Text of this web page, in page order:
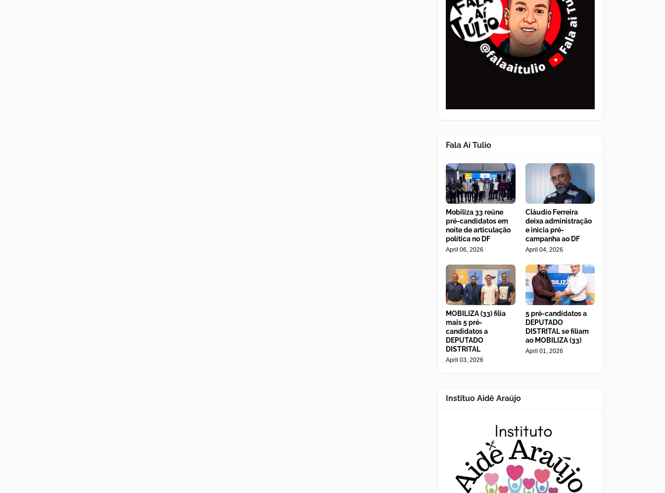
Fala Aí Tulio
Mobiliza 33 reúne
pré-candidatos em
noite de articulação
política no DF
April 06, 2026
Cláudio Ferreira
deixa administração
e inicia pré-
campanha ao DF
April 04, 2026
MOBILIZA (33) filia
mais 5 pré-
candidatos a
DEPUTADO
DISTRITAL
April 03, 2026
5 pré-candidatos a
DEPUTADO
DISTRITAL se filiam
ao MOBILIZA (33)
April 01, 2026
Instituo Aidê Araújo